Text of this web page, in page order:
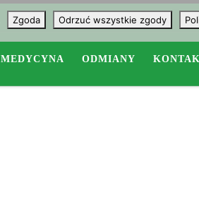
MEDYCYNA ODMIANY
Zgoda Odrzuć wszystkie zgody